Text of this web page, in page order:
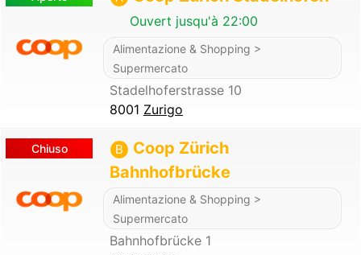
Ouvert jusqu'à 22:00
Alimentazione & Shopping >
Supermercato
Stadelhoferstrasse 10
8001 Zurigo
Chiuso B
Coop Zürich
Bahnhofbrücke
Alimentazione & Shopping >
Supermercato
Bahnhofbrücke 1